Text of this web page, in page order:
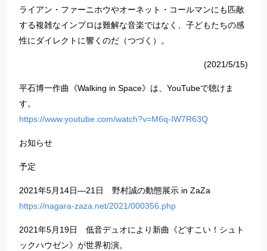
ライアン・ファーニホウやオーネット・コールマンにも匹敵
する複雑なインプロは難解な音楽ではなく、子どもたちの感
性にダイレクトに響くのだ（つづく）。
(2021/5/15)
平石博一作曲《Walking in Space》は、YouTubeで聴けま
す。
https://www.youtube.com/watch?v=M6q-IW7R63Q
お知らせ
予定
2021年5月14日―21日 野村誠の動態展示 in ZaZa
https://nagara-zaza.net/2021/000356.php
2021年5月19日 低音デュオにより新曲《どすこい！シュト
ックハウゼン》が世界初演。